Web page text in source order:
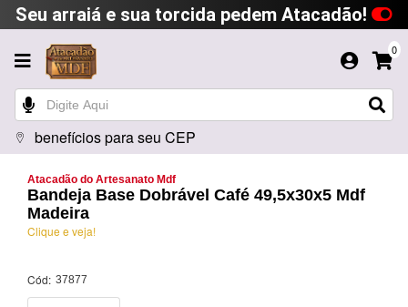
Seu arraiá e sua torcida pedem Atacadão!
0
benefícios para seu CEP
Atacadão do Artesanato Mdf
Bandeja Base Dobrável Café 49,5x30x5 Mdf
Madeira
Clique e veja!
Cód: 37877